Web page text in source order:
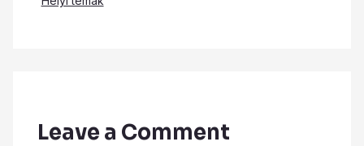
Leave a Comment